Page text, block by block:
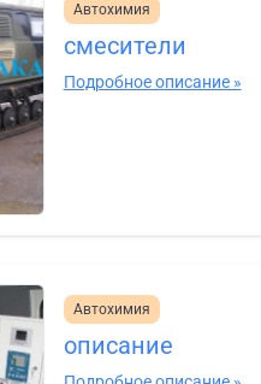
Автохимия
смесители
Подробное описание »
Автохимия
описание